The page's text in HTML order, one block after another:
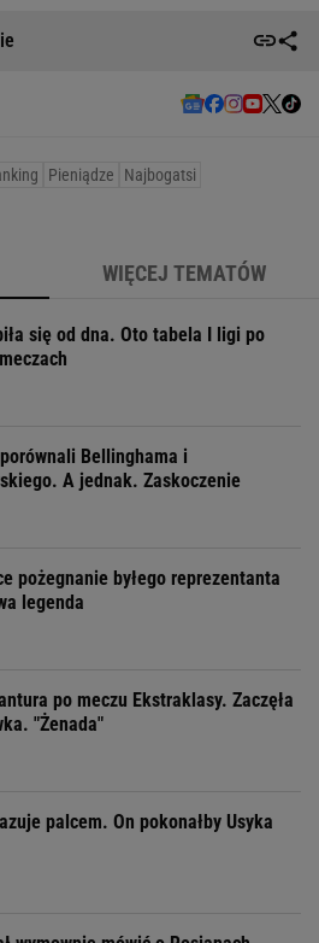
Pieniądze
Najbogatsi
WIĘCEJ TEMATÓW
się od dna. Oto tabela I ligi po
Bellinghama i
A jednak. Zaskoczenie
pożegnanie byłego reprezentanta
legenda
po meczu Ekstraklasy. Zaczęła
"Żenada"
palcem. On pokonałby Usyka